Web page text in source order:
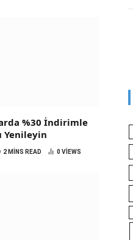
%30 İndirimle
Yenileyin
2 MINS READ 0 VIEWS